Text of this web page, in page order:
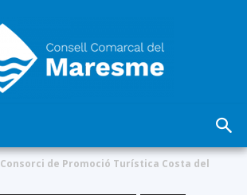
Consorci de Promoció Turística Costa del